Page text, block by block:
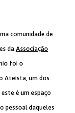
comunidade de
daAssociação
foi o
Ateísta, um dos
é um espaço
pessoal daqueles